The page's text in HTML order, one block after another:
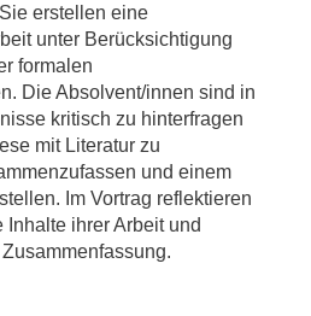
erstellen eine
unter Berücksichtigung
formalen
Die Absolvent/innen sind in
kritisch zu hinterfragen
mit Literatur zu
und einem
Im Vortrag reflektieren
ihrer Arbeit und